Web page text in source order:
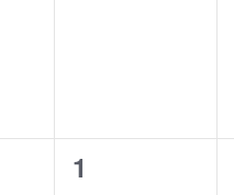
0
1